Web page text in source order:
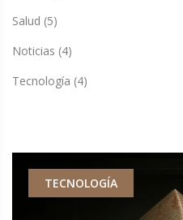
Salud (5)
Noticias (4)
Tecnología (4)
TECNOLOGÍA